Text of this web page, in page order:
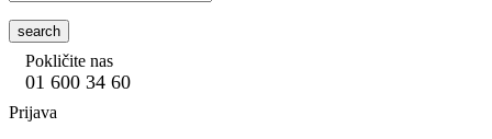
search
Pokličite nas
01 600 34 60
Prijava